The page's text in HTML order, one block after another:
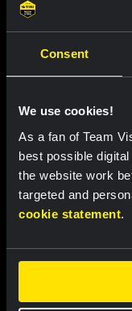
Consent
We use cookies!
As a fan of Team
best possible
the website work
targeted and
cookie statement.
NEWS | 14 JAN
Dit zijn onze